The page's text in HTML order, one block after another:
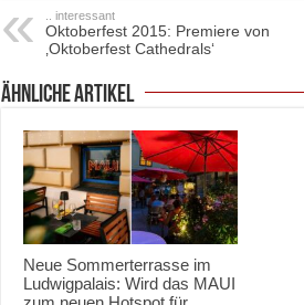
.. interessant
Oktoberfest 2015: Premiere von
‚Oktoberfest Cathedrals‘
ähnliche Artikel
Neue Sommerterrasse im
Ludwigpalais: Wird das MAUI